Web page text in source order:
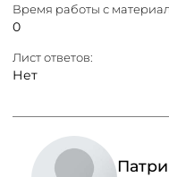
Время работы с
0
Лист ответов:
Нет